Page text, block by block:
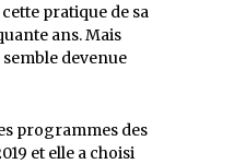
pratique de sa
ans. Mais
devenue
programmes des
et elle a choisi